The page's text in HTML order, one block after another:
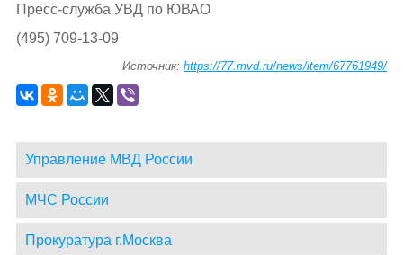
Пресс-служба УВД по ЮВАО
(495) 709-13-09
Источник:https://77.mvd.ru/news/item/67761949/
Управление МВД России
МЧС России
Прокуратура г.Москва